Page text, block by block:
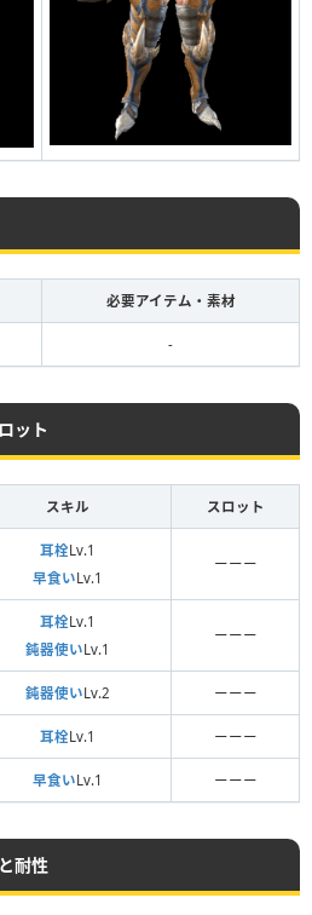
必要アイテム・素材
-
ット
スキル スロット
耳栓Lv.1
早食いLv.1
ーーー
耳栓Lv.1
鈍器使いLv.1
ーーー
鈍器使いLv.2 ーーー
耳栓Lv.1 ーーー
早食いLv.1 ーーー
耐性